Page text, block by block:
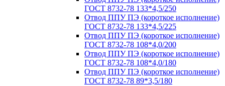
ГОСТ 8732-78 133*4,5/250
Отвод ППУ ПЭ (короткое исполнение)
ГОСТ 8732-78 133*4,5/225
Отвод ППУ ПЭ (короткое исполнение)
ГОСТ 8732-78 108*4,0/200
Отвод ППУ ПЭ (короткое исполнение)
ГОСТ 8732-78 108*4,0/180
Отвод ППУ ПЭ (короткое исполнение)
ГОСТ 8732-78 89*3,5/180